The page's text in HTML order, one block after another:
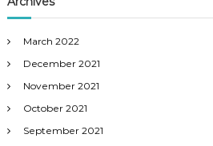
March 2022
December 2021
November 2021
October 2021
September 2021